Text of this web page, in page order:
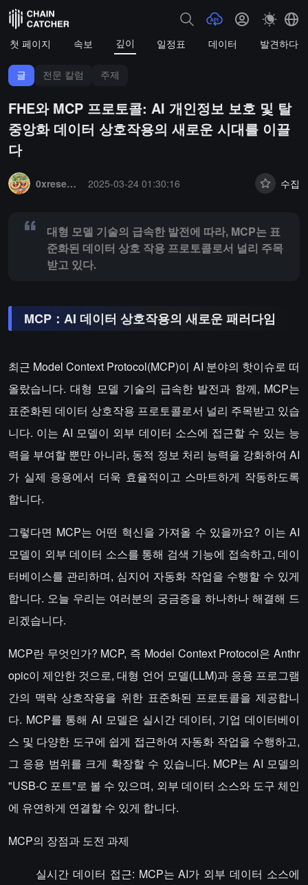
첫 페이지 속보 깊이 일정표 데이터 발견하다
글 전문 칼럼 주제
FHE와 MCP 프로토콜: AI 개인정보 보호 및 탈
중앙화 데이터 상호작용의 새로운 시대를 이끌
다
0xresearcher
2025-03-24 01:30:16 수집
대형 모델 기술의 급속한 발전에 따라, MCP는 표
준화된 데이터 상호 작용 프로토콜로서 널리 주목
받고 있다.
MCP：AI 데이터 상호작용의 새로운 패러다임
최근 Model Context Protocol(MCP)이 AI 분야의 핫이슈로 떠
올랐습니다. 대형 모델 기술의 급속한 발전과 함께, MCP는
표준화된 데이터 상호작용 프로토콜로서 널리 주목받고 있습
니다. 이는 AI 모델이 외부 데이터 소스에 접근할 수 있는 능
력을 부여할 뿐만 아니라, 동적 정보 처리 능력을 강화하여 AI
가 실제 응용에서 더욱 효율적이고 스마트하게 작동하도록
합니다.
그렇다면 MCP는 어떤 혁신을 가져올 수 있을까요? 이는 AI
모델이 외부 데이터 소스를 통해 검색 기능에 접속하고, 데이
터베이스를 관리하며, 심지어 자동화 작업을 수행할 수 있게
합니다. 오늘 우리는 여러분의 궁금증을 하나하나 해결해 드
리겠습니다.
MCP란 무엇인가? MCP, 즉 Model Context Protocol은 Anthr
opic이 제안한 것으로, 대형 언어 모델(LLM)과 응용 프로그램
간의 맥락 상호작용을 위한 표준화된 프로토콜을 제공합니
다. MCP를 통해 AI 모델은 실시간 데이터, 기업 데이터베이
스 및 다양한 도구에 쉽게 접근하여 자동화 작업을 수행하고,
그 응용 범위를 크게 확장할 수 있습니다. MCP는 AI 모델의
"USB-C 포트"로 볼 수 있으며, 외부 데이터 소스와 도구 체인
에 유연하게 연결할 수 있게 합니다.
MCP의 장점과 도전 과제
실시간 데이터 접근: MCP는 AI가 외부 데이터 소스에